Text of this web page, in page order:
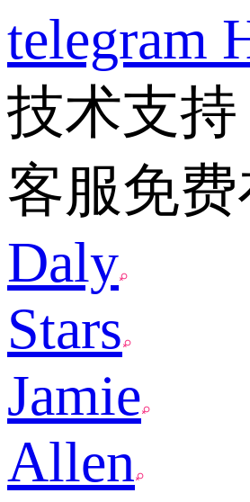
telegram
技术支持
客服免
Daly
Stars
Jamie
Allen